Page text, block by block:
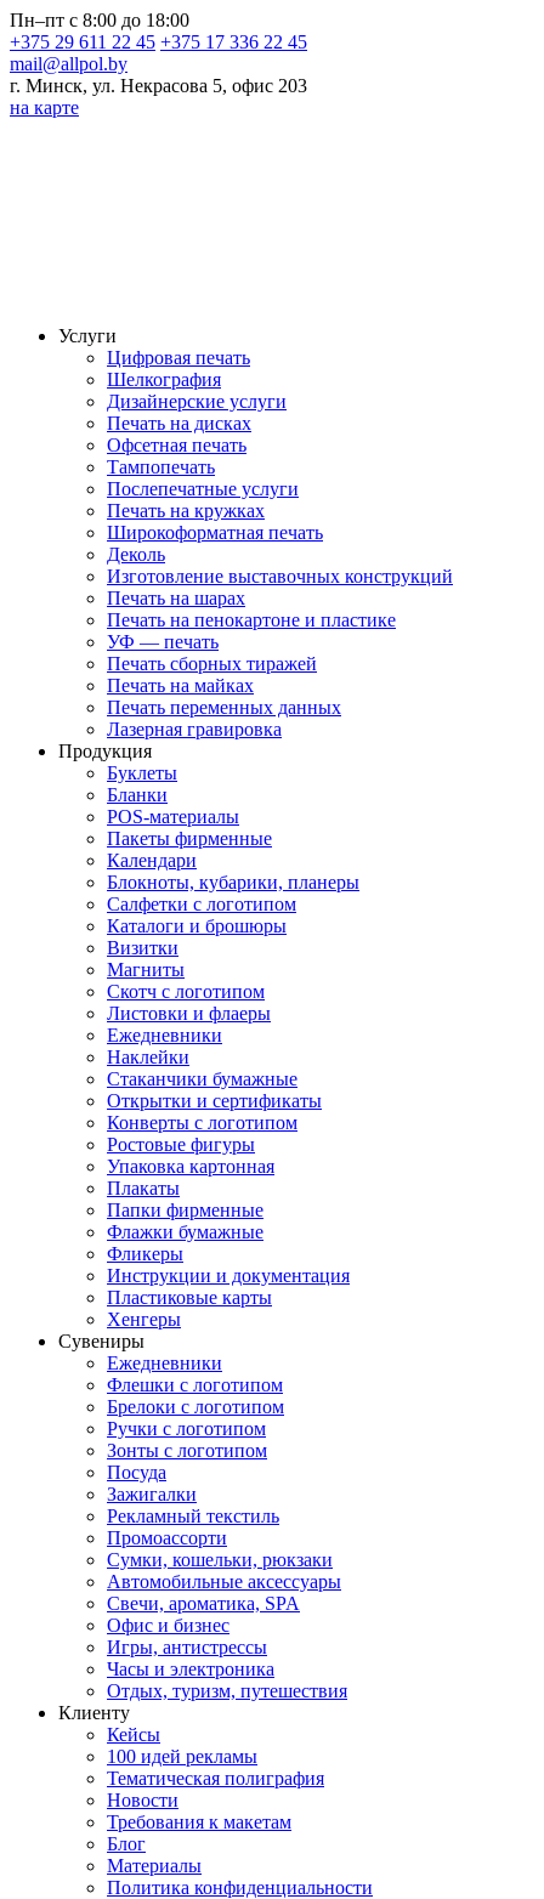
Пн–пт с 8:00 до 18:00
+375 29 611 22 45 +375 17 336 22 45
mail@allpol.by
г. Минск, ул. Некрасова 5, офис 203
на карте
Услуги
Цифровая печать
Шелкография
Дизайнерские услуги
Печать на дисках
Офсетная печать
Тампопечать
Послепечатные услуги
Печать на кружках
Широкоформатная печать
Деколь
Изготовление выставочных конструкций
Печать на шарах
Печать на пенокартоне и пластике
УФ — печать
Печать сборных тиражей
Печать на майках
Печать переменных данных
Лазерная гравировка
Продукция
Буклеты
Бланки
POS-материалы
Пакеты фирменные
Календари
Блокноты, кубарики, планеры
Салфетки с логотипом
Каталоги и брошюры
Визитки
Магниты
Скотч с логотипом
Листовки и флаеры
Ежедневники
Наклейки
Стаканчики бумажные
Открытки и сертификаты
Конверты с логотипом
Ростовые фигуры
Упаковка картонная
Плакаты
Папки фирменные
Флажки бумажные
Фликеры
Инструкции и документация
Пластиковые карты
Хенгеры
Сувениры
Ежедневники
Флешки с логотипом
Брелоки с логотипом
Ручки с логотипом
Зонты с логотипом
Посуда
Зажигалки
Рекламный текстиль
Промоассорти
Сумки, кошельки, рюкзаки
Автомобильные аксессуары
Свечи, ароматика, SPA
Офис и бизнес
Игры, антистрессы
Часы и электроника
Отдых, туризм, путешествия
Клиенту
Кейсы
100 идей рекламы
Тематическая полиграфия
Новости
Требования к макетам
Блог
Материалы
Политика конфиденциальности